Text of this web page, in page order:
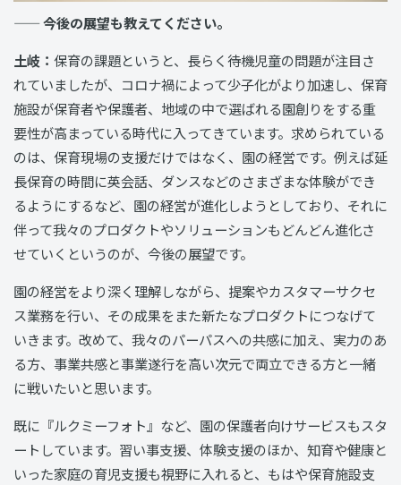
—— 今後の展望も教えてください。
土岐： 保育の課題というと、長らく待機児童の問題が注目さ
れていましたが、コロナ禍によって少子化がより加速し、保育
施設が保育者や保護者、地域の中で選ばれる園創りをする重
要性が高まっている時代に入ってきています。求められている
のは、保育現場の支援だけではなく、園の経営です。例えば延
長保育の時間に英会話、ダンスなどのさまざまな体験ができ
るようにするなど、園の経営が進化しようとしており、それに
伴って我々のプロダクトやソリューションもどんどん進化さ
せていくというのが、今後の展望です。
園の経営をより深く理解しながら、提案やカスタマーサクセ
ス業務を行い、その成果をまた新たなプロダクトにつなげて
いきます。改めて、我々のパーパスへの共感に加え、実力のあ
る方、事業共感と事業遂行を高い次元で両立できる方と一緒
に戦いたいと思います。
既に『ルクミーフォト』など、園の保護者向けサービスもスタ
ートしています。習い事支援、体験支援のほか、知育や健康と
いった家庭の育児支援も視野に入れると、もはや保育施設支